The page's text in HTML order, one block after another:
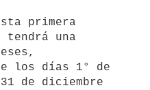
tendrá una
los días 1° de
de diciembre